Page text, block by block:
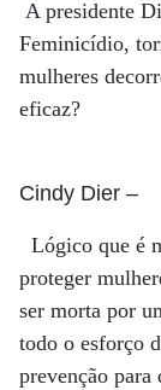
A presidente
Feminicídio,
mulheres
eficaz?
Cindy Dier –
Lógico que é
proteger
ser morta por
todo o esforço
prevenção para